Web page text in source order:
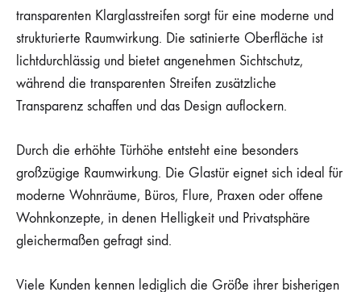
transparenten Klarglasstreifen sorgt für eine moderne und
strukturierte Raumwirkung. Die satinierte Oberfläche ist
lichtdurchlässig und bietet angenehmen Sichtschutz,
während die transparenten Streifen zusätzliche
Transparenz schaffen und das Design auflockern.
Durch die erhöhte Türhöhe entsteht eine besonders
großzügige Raumwirkung. Die Glastür eignet sich ideal für
moderne Wohnräume, Büros, Flure, Praxen oder offene
Wohnkonzepte, in denen Helligkeit und Privatsphäre
gleichermaßen gefragt sind.
Viele Kunden kennen lediglich die Größe ihrer bisherigen